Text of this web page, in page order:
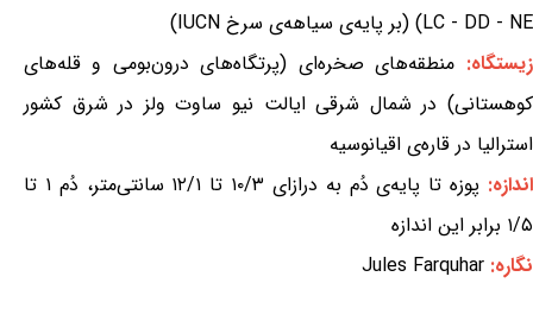
LC - DD - NE) (بر پایه‌ی سیاهه‌ی سرخ IUCN)
زیستگاه: منطقه‌های صخره‌ای (پرتگاه‌های درون‌بومی و قله‌های
کوهستانی) در شمال شرقی ایالت نیو ساوت ولز در شرق کشور
استرالیا در قاره‌ی اقیانوسیه
اندازه:
پوزه تا پایه‌ی دُم به درازای ۱۰/۳ تا ۱۲/۱ سانتی‌متر، دُم ۱ تا
۱/۵ برابر این اندازه
نگاره: Jules Farquhar